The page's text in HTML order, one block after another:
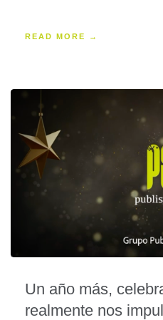
READ MORE →
Un año más,
realmente nos